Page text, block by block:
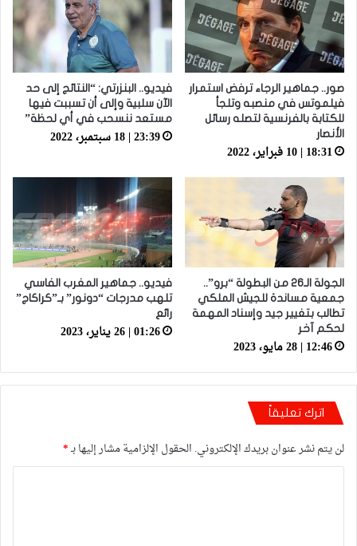
صور.. جماهير الرجاء ترفض استمرار
فيلموتس في منصبه وتلجأ
للكتابة بالفرنسية لتصله رسائل
الأنصار
18:31 | 10 فبراير، 2022
فيديو.. البنزرتي: “النتائج إلى حد
الآن سلبية وإلى أن تسببت فيها
مستعد ننسحب في أي لحظة”
23:39 | 18 سبتمبر، 2022
الجولة الـ26 من البطولة “برو”..
جمعية مساندة للجيش الملكي
تطالب بتغيير جيد وإسناد المهمة
لحكم آخر
12:46 | 28 مايو، 2023
فيديو.. جماهير المغرب الفاسي
تلهب مدرجات “دونور” بـ”كراكاج”
رائع
01:26 | 26 يناير، 2023
اترك تعليقاً
لن يتم نشر عنوان بريدك الإلكتروني. الحقول الإلزامية مشار إليها بـ*